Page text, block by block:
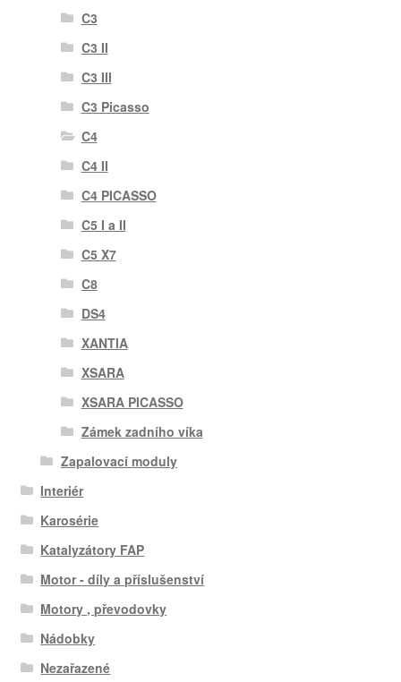
C3
C3 II
C3 III
C3 Picasso
C4
C4 II
C4 PICASSO
C5 I a II
C5 X7
C8
DS4
XANTIA
XSARA
XSARA PICASSO
Zámek zadního víka
Zapalovací moduly
Interiér
Karosérie
Katalyzátory FAP
Motor - díly a příslušenství
Motory , převodovky
Nádobky
Nezařazené